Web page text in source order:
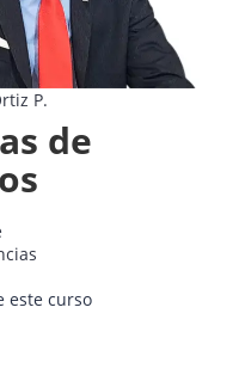
P.
de
este curso